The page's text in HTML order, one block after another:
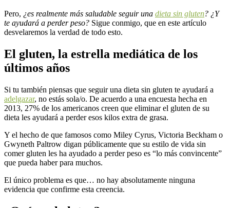
Pero, ¿es realmente más saludable seguir una dieta sin gluten? ¿Y
te ayudará a perder peso? Sigue conmigo, que en este artículo
desvelaremos la verdad de todo esto.
El gluten, la estrella mediática de los
últimos años
Si tu también piensas que seguir una dieta sin gluten te ayudará a
adelgazar, no estás sola/o. De acuerdo a una encuesta hecha en
2013, 27% de los americanos creen que eliminar el gluten de su
dieta les ayudará a perder esos kilos extra de grasa.
Y el hecho de que famosos como Miley Cyrus, Victoria Beckham o
Gwyneth Paltrow digan públicamente que su estilo de vida sin
comer gluten les ha ayudado a perder peso es “lo más convincente”
que pueda haber para muchos.
El único problema es que… no hay absolutamente ninguna
evidencia que confirme esta creencia.